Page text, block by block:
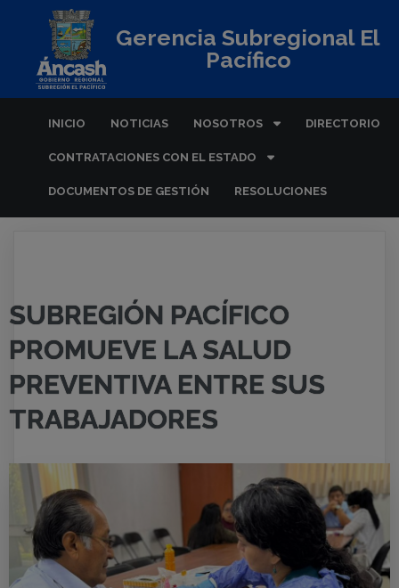
Gerencia Subregional El
Pacífico
INICIO NOTICIAS NOSOTROS DIRECTORIO
CONTRATACIONES CON EL ESTADO
DOCUMENTOS DE GESTIÓN RESOLUCIONES
SUBREGIÓN PACÍFICO
PROMUEVE LA SALUD
PREVENTIVA ENTRE SUS
TRABAJADORES